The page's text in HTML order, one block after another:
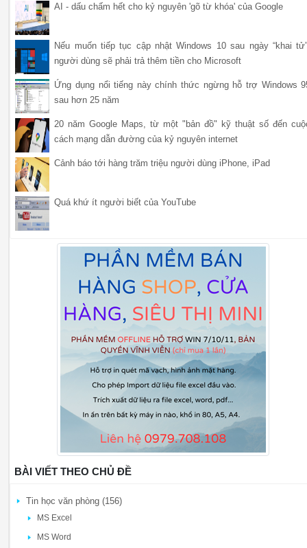
AI - dấu chấm hết cho kỷ nguyên 'gõ từ khóa' của Google
Nếu muốn tiếp tục cập nhật Windows 10 sau ngày “khai
người dùng sẽ phải trả thêm tiền cho Microsoft
Ứng dụng nổi tiếng này chính thức ngừng hỗ trợ Windows
sau hơn 25 năm
20 năm Google Maps, từ một "bản đồ" kỹ thuật số đến
cách mạng dẫn đường của kỷ nguyên internet
Cảnh báo tới hàng trăm triệu người dùng iPhone, iPad
Quá khứ ít người biết của YouTube
BÀI VIẾT THEO CHỦ ĐỀ
Tin học văn phòng (156)
MS Excel
MS Word